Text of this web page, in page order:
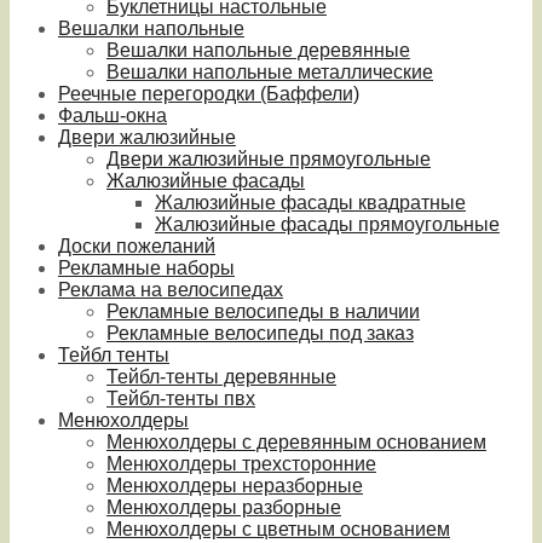
Буклетницы настольные
Вешалки напольные
Вешалки напольные деревянные
Вешалки напольные металлические
Реечные перегородки (Баффели)
Фальш-окна
Двери жалюзийные
Двери жалюзийные прямоугольные
Жалюзийные фасады
Жалюзийные фасады квадратные
Жалюзийные фасады прямоугольные
Доски пожеланий
Рекламные наборы
Реклама на велосипедах
Рекламные велосипеды в наличии
Рекламные велосипеды под заказ
Тейбл тенты
Тейбл-тенты деревянные
Тейбл-тенты пвх
Менюхолдеры
Менюхолдеры с деревянным основанием
Менюхолдеры трехсторонние
Менюхолдеры неразборные
Менюхолдеры разборные
Менюхолдеры с цветным основанием